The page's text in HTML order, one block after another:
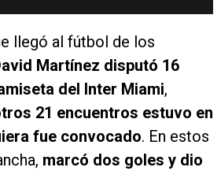
llegó al fútbol de los
Martínez disputó 16
del Inter Miami,
21 encuentros estuvo en
fue convocado. En estos
marcó dos goles y dio